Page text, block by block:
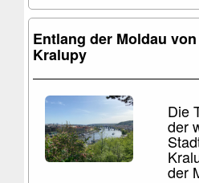
Entlang der Moldau
Kralupy
Die
der
der